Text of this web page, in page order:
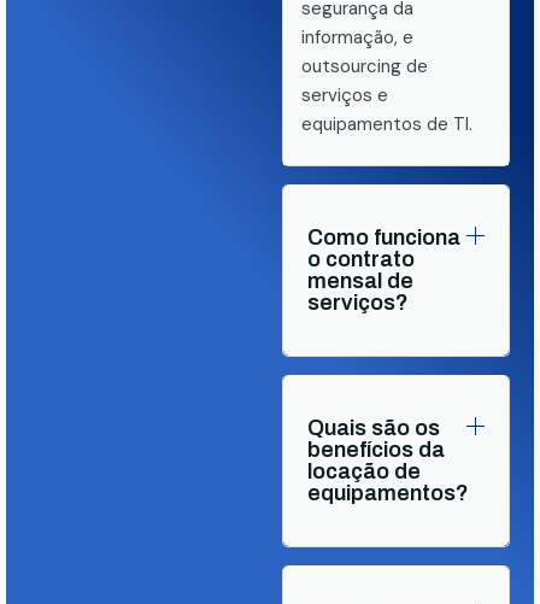
segurança da
informação, e
outsourcing de
serviços e
equipamentos de TI.
Como funciona
o contrato
mensal de
serviços?
Quais são os
benefícios da
locação de
equipamentos?